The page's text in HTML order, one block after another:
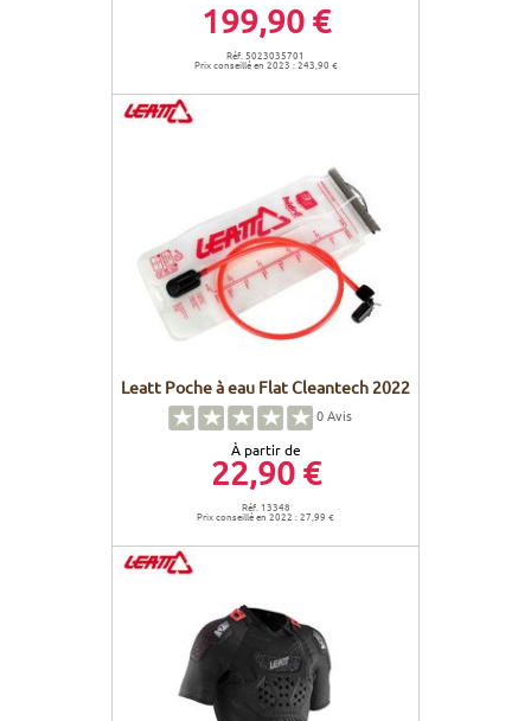
199,90 €
Réf. 5023035701
Prix conseillé en 2023 : 243,90 €
Leatt Poche à eau Flat Cleantech 2022
0Avis
À partir de
22,90 €
Réf. 13348
Prix conseillé en 2022 : 27,99 €